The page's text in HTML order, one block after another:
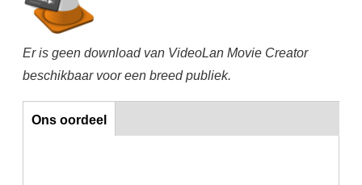
Er is geen download van VideoLan Movie Creator
beschikbaar voor een breed publiek.
Ons oordeel
Ons oordeel